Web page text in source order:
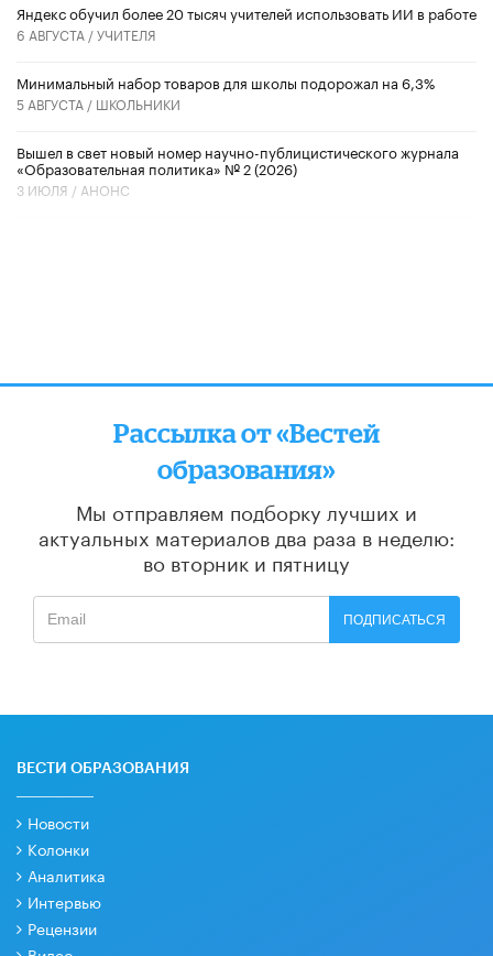
​Яндекс обучил более 20 тысяч учителей использовать ИИ в работе
6 АВГУСТА /УЧИТЕЛЯ
Минимальный набор товаров для школы подорожал на 6,3%
5 АВГУСТА / ШКОЛЬНИКИ
Вышел в свет новый номер научно-публицистического журнала
«Образовательная политика» № 2 (2026)
3 ИЮЛЯ / АНОНС
Рассылка от «Вестей
образования»
Мы отправляем подборку лучших и
актуальных материалов два раза в неделю:
во вторник и пятницу
ПОДПИСАТЬСЯ
ВЕСТИ ОБРАЗОВАНИЯ
Новости
Колонки
Аналитика
Интервью
Рецензии